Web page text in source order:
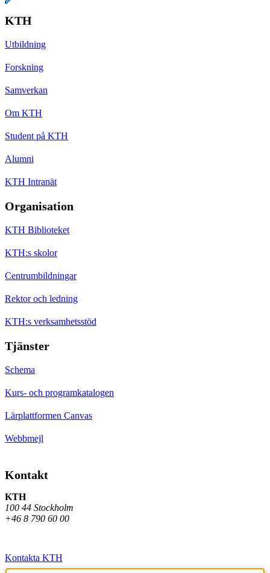
KTH
Utbildning
Forskning
Samverkan
Om KTH
Student på KTH
Alumni
KTH Intranät
Organisation
KTH Biblioteket
KTH:s skolor
Centrumbildningar
Rektor och ledning
KTH:s verksamhetsstöd
Tjänster
Schema
Kurs- och programkatalogen
Lärplattformen Canvas
Webbmejl
Kontakt
KTH
100 44 Stockholm
+46 8 790 60 00
Kontakta KTH